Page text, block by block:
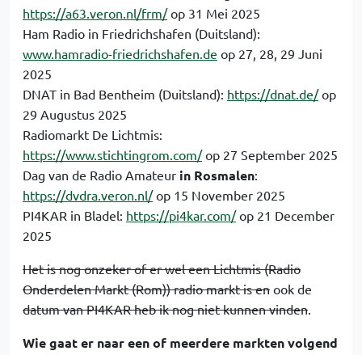
https://a63.veron.nl/frm/op 31 Mei 2025
Ham Radio in Friedrichshafen (Duitsland):
www.hamradio-friedrichshafen.de op 27, 28, 29 Juni
2025
DNAT in Bad Bentheim (Duitsland): https://dnat.de/op
29 Augustus 2025
Radiomarkt De Lichtmis:
https://www.stichtingrom.com/op 27 September 2025
Dag van de Radio Amateur in Rosmalen:
https://dvdra.veron.nl/op 15 November 2025
PI4KAR in Bladel: https://pi4kar.com/op 21 December
2025
Het is nog onzeker of er wel een Lichtmis (Radio
Onderdelen Markt (Rom)) radio markt is en ook de
datum van PI4KAR heb ik nog niet kunnen vinden.
Wie gaat er naar een of meerdere markten volgend